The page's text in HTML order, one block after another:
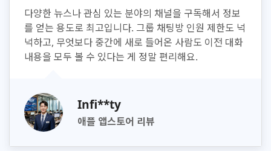
다양한 뉴스나 관심 있는 분야의 채널을 구독해서 정보
를 얻는 용도로 최고입니다. 그룹 채팅방 인원 제한도 넉
넉하고, 무엇보다 중간에 새로 들어온 사람도 이전 대화
내용을 모두 볼 수 있다는 게 정말 편리해요.
Infi**ty
애플 앱스토어 리뷰